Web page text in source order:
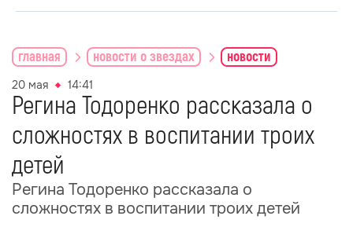
главная новости о звездах новости
20 мая 14:41
Регина Тодоренко рассказала о
сложностях в воспитании троих
детей
Регина Тодоренко рассказала о
сложностях в воспитании троих детей